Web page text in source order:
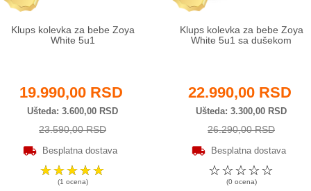
Klups kolevka za bebe Zoya
White 5u1
19.990,00 RSD
Ušteda 3.600,00 RSD
23.590,00 RSD
Besplatna dostava
☆
☆
☆
☆
☆
(1 ocena)
Klups kolevka za bebe Zoya
White 5u1 sa dušekom
22.990,00 RSD
Ušteda 3.300,00 RSD
26.290,00 RSD
Besplatna dostava
☆
☆
☆
☆
☆
(0 ocena)